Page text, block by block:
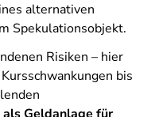
alternativen
Spekulationsobjekt.
Risiken – hier
bis